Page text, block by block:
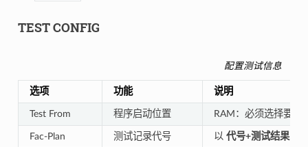
TEST CONFIG
配置测试信息
选项 功能 说明
Test From 程序启动位置 RAM：必须选择要下
Fac-Plan 测试记录代号 以 代号+测试结果的